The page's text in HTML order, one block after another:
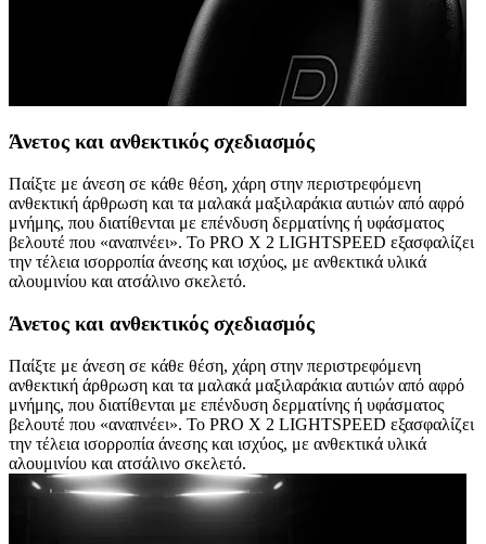
Άνετος και ανθεκτικός σχεδιασμός
Παίξτε με άνεση σε κάθε θέση, χάρη στην περιστρεφόμενη
ανθεκτική άρθρωση και τα μαλακά μαξιλαράκια αυτιών από αφρό
μνήμης, που διατίθενται με επένδυση δερματίνης ή υφάσματος
βελουτέ που «αναπνέει». Το PRO X 2 LIGHTSPEED εξασφαλίζει
την τέλεια ισορροπία άνεσης και ισχύος, με ανθεκτικά υλικά
αλουμινίου και ατσάλινο σκελετό.
Άνετος και ανθεκτικός σχεδιασμός
Παίξτε με άνεση σε κάθε θέση, χάρη στην περιστρεφόμενη
ανθεκτική άρθρωση και τα μαλακά μαξιλαράκια αυτιών από αφρό
μνήμης, που διατίθενται με επένδυση δερματίνης ή υφάσματος
βελουτέ που «αναπνέει». Το PRO X 2 LIGHTSPEED εξασφαλίζει
την τέλεια ισορροπία άνεσης και ισχύος, με ανθεκτικά υλικά
αλουμινίου και ατσάλινο σκελετό.